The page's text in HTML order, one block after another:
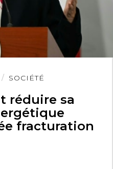
SOCIÉTÉ
réduire sa
fracturation